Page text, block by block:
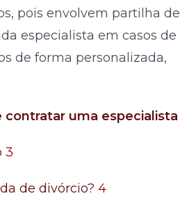
pois envolvem partilha de
especialista em casos de
de forma personalizada,
contratar uma especialista
3
de divórcio? 4